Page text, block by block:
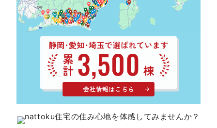
サイトマップ プライバシーポリシー
よくある質問
CLOSE